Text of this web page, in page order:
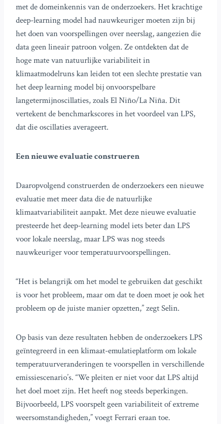
met de domeinkennis van de onderzoekers. Het krachtige
deep-learning model had nauwkeuriger moeten zijn bij
het doen van voorspellingen over neerslag, aangezien die
data geen lineair patroon volgen. Ze ontdekten dat de
hoge mate van natuurlijke variabiliteit in
klimaatmodelruns kan leiden tot een slechte prestatie van
het deep learning model bij onvoorspelbare
langetermijnoscillaties, zoals El Niño/La Niña. Dit
vertekent de benchmarkscores in het voordeel van LPS,
dat die oscillaties averageert.
Een nieuwe evaluatie construeren
Daaropvolgend construerden de onderzoekers een nieuwe
evaluatie met meer data die de natuurlijke
klimaatvariabiliteit aanpakt. Met deze nieuwe evaluatie
presteerde het deep-learning model iets beter dan LPS
voor lokale neerslag, maar LPS was nog steeds
nauwkeuriger voor temperatuurvoorspellingen.
“Het is belangrijk om het model te gebruiken dat geschikt
is voor het probleem, maar om dat te doen moet je ook het
probleem op de juiste manier opzetten,” zegt Selin.
Op basis van deze resultaten hebben de onderzoekers LPS
geïntegreerd in een klimaat-emulatieplatform om lokale
temperatuurveranderingen te voorspellen in verschillende
emissiescenario’s. “We pleiten er niet voor dat LPS altijd
het doel moet zijn. Het heeft nog steeds beperkingen.
Bijvoorbeeld, LPS voorspelt geen variabiliteit of extreme
weersomstandigheden,” voegt Ferrari eraan toe.